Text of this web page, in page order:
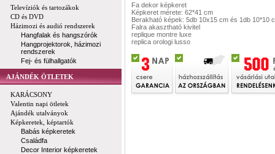
Televíziók és tartozákok
CD és DVD
Házimozi és audió rendszerek
Hangfalak és hangszórók
Hangprojektorok, házimozi
rendszerek
Fej- és fülhallgatók
AJÁNDÉK ÖTLETEK
KARÁCSONY
Valentin napi ötletek
Ajándék utalványok
Képkeretek, képtartók
Babás képkeretek
Családfa
Decor Interior képkeretek
Fa dekor képkeret
Képkeret mérete: 62*41 cm
Berakható képek: 5db 10x15 cm és 1db 10*10
Falra akasztható kivitel
replique montre luxe
replica orologi lusso